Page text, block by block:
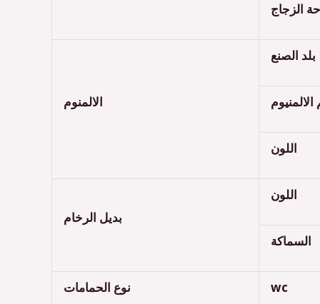
الزجاج
الالمنوم
بلد الصنع
اللون
اللون
السماكة
نوع الحمامات wc